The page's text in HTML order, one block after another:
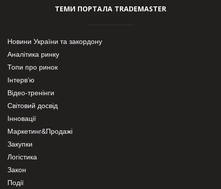
ТЕМИ ПОРТАЛА TRADEMASTER
Новини України та закордону
Аналітика ринку
Топи про ринок
Інтерв’ю
Відео-тренінги
Світовий досвід
Інновації
Маркетинг&Продажі
Закупки
Логістика
Закон
Події